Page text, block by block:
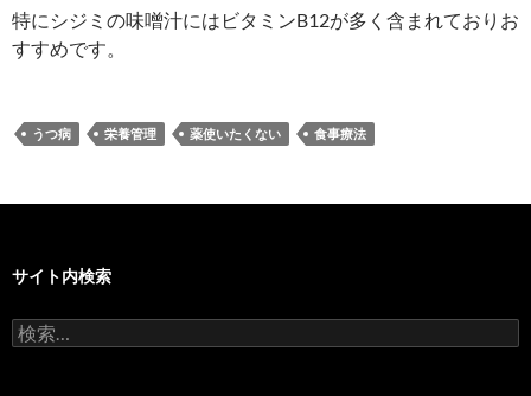
特にシジミの味噌汁にはビタミンB12が多く含まれておりお
すすめです。
うつ病 栄養管理 薬使いたくない 食事療法
サイト内検索
検
索: